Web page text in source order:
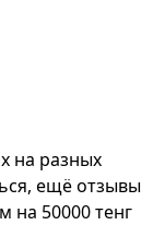
на разных
ещё отзывы
на 50000 тенг